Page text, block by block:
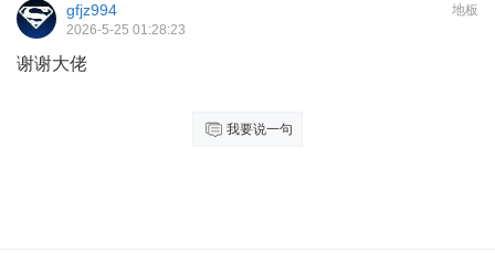
地板
gfjz994
2026-5-25 01:28:23
谢谢大佬
我要说一句